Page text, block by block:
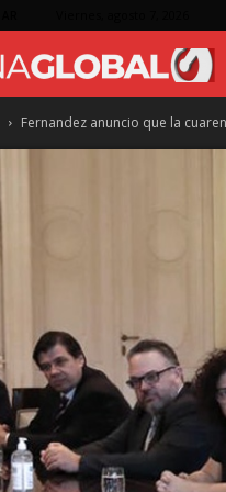
Fernandez anuncio que la